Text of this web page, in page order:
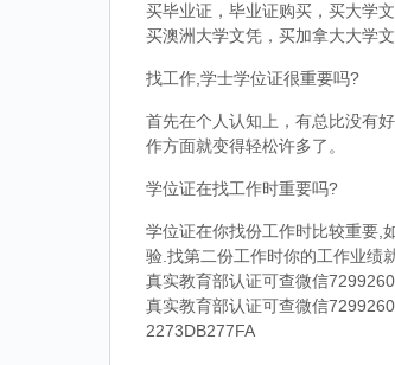
买毕业证，毕业证购买，买大学
买澳洲大学文凭，买加拿大大学
找工作,学士学位证很重要吗?
首先在个人认知上，有总比没有
作方面就变得轻松许多了。
学位证在找工作时重要吗?
学位证在你找份工作时比较重要,
验.找第二份工作时你的工作业绩
真实教育部认证可查微信
真实教育部认证可查微信
2273DB277FA